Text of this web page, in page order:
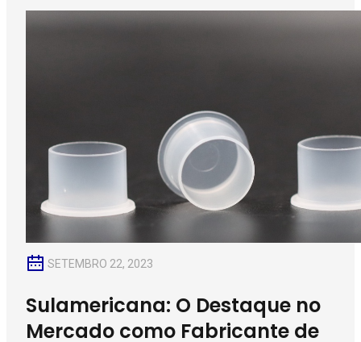
SETEMBRO 22, 2023
Sulamericana: O Destaque no
Mercado como Fabricante de